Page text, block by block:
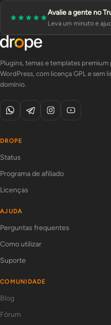
Avalie a gente no
Leva um minuto e
Plugins, temas e templates premium
WordPress, com licença GPL e sem
domínio.
DROPE
Status
Programa de afiliado
Licenças
AJUDA
Perguntas frequentes
Como utilizar
Suporte
COMUNIDADE
Blog
Fórum